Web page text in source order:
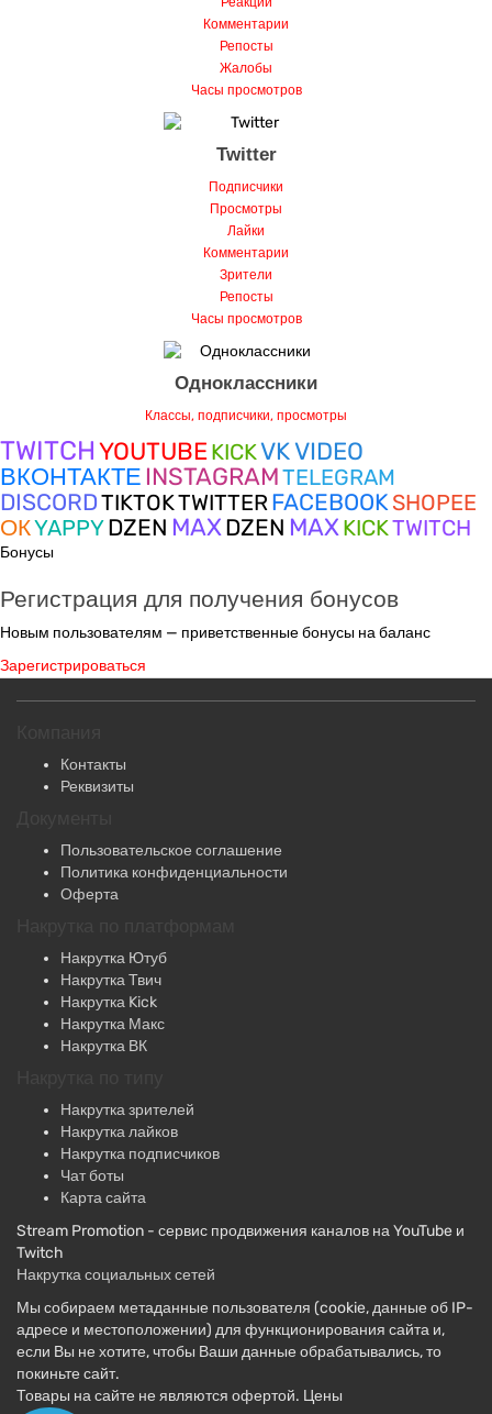
Комментарии
Репосты
Жалобы
Часы просмотров
Просмотры
Лайки
Комментарии
Зрители
Репосты
Часы просмотров
TWITCHYOUTUBE KICK
VK VIDEO
ВКОНТАКТЕINSTAGRAMTELEGRAM
DISCORDTIKTOKTWITTERFACEBOOKSHOPEE
ОКYAPPY DZENMAX DZENMAX KICKTWITCH
Бонусы
Новым пользователям — приветственные бонусы на баланс
Реквизиты
Политика конфиденциальности
Оферта
Накрутка Твич
Накрутка Kick
Накрутка Макс
Накрутка ВК
Накрутка лайков
Накрутка подписчиков
Чат боты
Карта сайта
Twitch
Накрутка социальных сетей
адресе и местоположении) для функционирования сайта и,
если Вы не хотите, чтобы Ваши данные обрабатывались, то
покиньте сайт.
Товары на сайте не являются офертой. Цены
ознакомительные.